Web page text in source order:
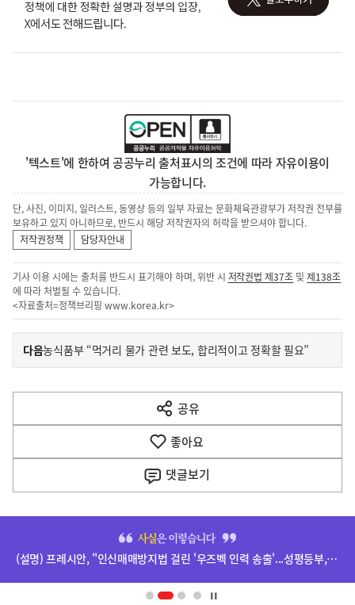
'텍스트'에 한하여 공공누리 출처표시의 조건에 따라 자유이용이
가능합니다.
단, 사진, 이미지, 일러스트, 동영상 등의 일부 자료는 문화체육관광부가 저작권 전부를
보유하고 있지 아니하므로, 반드시 해당 저작권자의 허락을 받으셔야 합니다.
저작권정책
담당자안내
기사 이용 시에는 출처를 반드시 표기해야 하며, 위반 시 저작권법 제37조 및제138조
에 따라 처벌될 수 있습니다.
<자료출처=정책브리핑 www.korea.kr>
이
전
다
음
다음기
사
농식품부 “먹거리 물가 관련 보도, 합리적이고 정확할 필요”
공유
열
기
좋아요
댓글보기
(설명) 프레시안, "인신매매방지법 걸린 '우즈벡 인력 송출'...성평등부,노동·법무부에 개선 요청" 관련